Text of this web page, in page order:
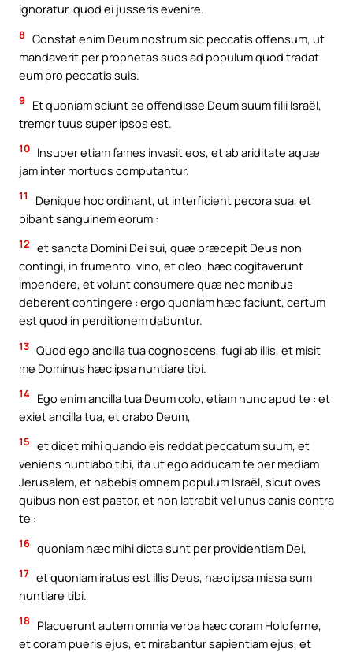
ignoratur, quod ei jusseris evenire.
8 Constat enim Deum nostrum sic peccatis offensum, ut
mandaverit per prophetas suos ad populum quod tradat
eum pro peccatis suis.
9
Et quoniam sciunt se offendisse Deum suum filii Israël,
tremor tuus super ipsos est.
10 Insuper etiam fames invasit eos, et ab ariditate aquæ
jam inter mortuos computantur.
11
Denique hoc ordinant, ut interficient pecora sua, et
bibant sanguinem eorum :
12 et sancta Domini Dei sui, quæ præcepit Deus non
contingi, in frumento, vino, et oleo, hæc cogitaverunt
impendere, et volunt consumere quæ nec manibus
deberent contingere : ergo quoniam hæc faciunt, certum
est quod in perditionem dabuntur.
13 Quod ego ancilla tua cognoscens, fugi ab illis, et misit
me Dominus hæc ipsa nuntiare tibi.
14 Ego enim ancilla tua Deum colo, etiam nunc apud te : et
exiet ancilla tua, et orabo Deum,
15 et dicet mihi quando eis reddat peccatum suum, et
veniens nuntiabo tibi, ita ut ego adducam te per mediam
Jerusalem, et habebis omnem populum Israël, sicut oves
quibus non est pastor, et non latrabit vel unus canis contra
te :
16 quoniam hæc mihi dicta sunt per providentiam Dei,
17 et quoniam iratus est illis Deus, hæc ipsa missa sum
nuntiare tibi.
18
Placuerunt autem omnia verba hæc coram Holoferne,
et coram pueris ejus, et mirabantur sapientiam ejus, et